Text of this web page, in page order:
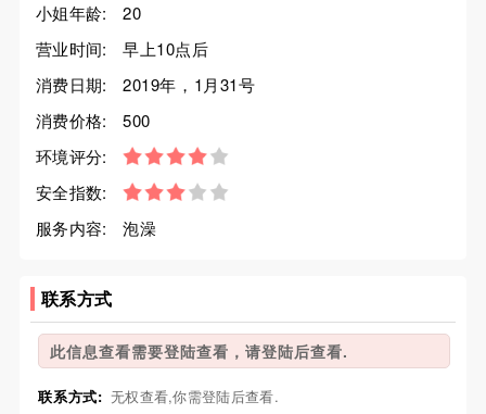
小姐年龄:
20
营业时间:
早上10点后
消费日期:
2019年，1月31号
消费价格:
500
环境评分:
安全指数:
服务内容:
泡澡
联系方式
此信息查看需要登陆查看，请登陆后查看.
联系方式: 无权查看,你需登陆后查看.